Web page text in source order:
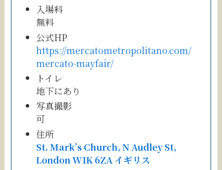
入場料
無料
公式HP
https://mercatometropolitano.com/
mercato-mayfair/
トイレ
地下にあり
写真撮影
可
住所
St. Mark’s Church, N Audley St,
London W1K 6ZA イギリス